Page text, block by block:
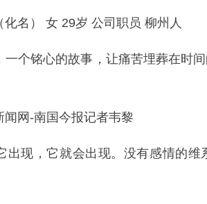
名） 女 29岁 公司职员 柳州人
一个铭心的故事，让痛苦埋葬在时
网-南国今报记者韦黎
出现，它就会出现。没有感情的